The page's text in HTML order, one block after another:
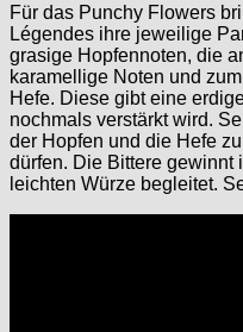
Für das Punchy Flowers
Légendes ihre jeweilige
grasige Hopfennoten, die
karamellige Noten und
Hefe. Diese gibt eine
nochmals verstärkt wird.
der Hopfen und die Hefe
dürfen. Die Bittere gewinnt
leichten Würze begleitet.